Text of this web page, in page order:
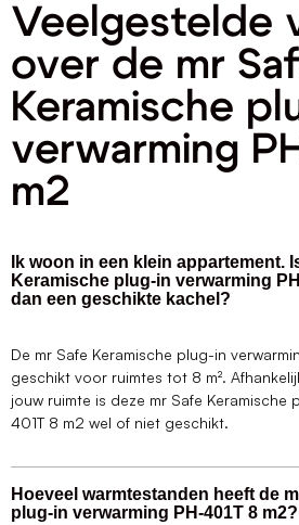
Veelgestelde
over de mr
Keramische
verwarming
m2
Ik woon in een klein appartement.
Keramische plug-in verwarming
dan een geschikte kachel?
De mr Safe Keramische plug-in
geschikt voor ruimtes tot 8 m².
jouw ruimte is deze mr Safe Keramische
401T 8 m2 wel of niet geschikt.
Hoeveel warmtestanden heeft de
plug-in verwarming PH-401T 8 m2?